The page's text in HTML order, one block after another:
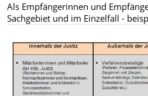
Als Empfängerinnen und
Sachgebiet und im Einzelfall -